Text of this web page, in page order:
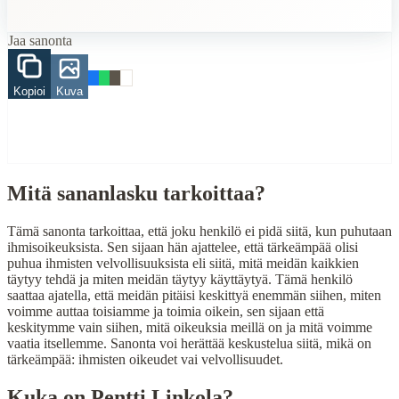
Finding Finnish proverbs about specific topics
Understanding Finnish cultural wisdom
Learning Finnish language through proverbs
Finding quotes for speeches or writing
Origin:Finland
Period:
Traditional folk wisdom
Jaa sanonta
Kopioi Kuva
Mitä sananlasku tarkoittaa?
Tämä sanonta tarkoittaa, että joku henkilö ei pidä siitä, kun puhutaan
ihmisoikeuksista. Sen sijaan hän ajattelee, että tärkeämpää olisi
puhua ihmisten velvollisuuksista eli siitä, mitä meidän kaikkien
täytyy tehdä ja miten meidän täytyy käyttäytyä. Tämä henkilö
saattaa ajatella, että meidän pitäisi keskittyä enemmän siihen, miten
voimme auttaa toisiamme ja toimia oikein, sen sijaan että
keskitymme vain siihen, mitä oikeuksia meillä on ja mitä voimme
vaatia itsellemme. Sanonta voi herättää keskustelua siitä, mikä on
tärkeämpää: ihmisten oikeudet vai velvollisuudet.